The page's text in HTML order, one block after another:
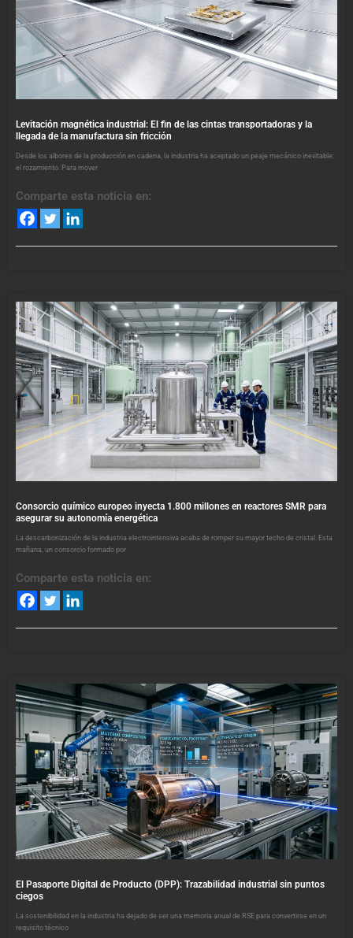
Levitación magnética industrial: El fin de las cintas transportadoras y la
llegada de la manufactura sin fricción
Desde los albores de la producción en cadena, la industria ha aceptado un peaje mecánico inevitable:
el rozamiento. Para mover
Comparte esta noticia en:
Consorcio químico europeo inyecta 1.800 millones en reactores SMR para
asegurar su autonomía energética
La descarbonización de la industria electrointensiva acaba de romper su mayor techo de cristal. Esta
mañana, un consorcio formado por
Comparte esta noticia en:
El Pasaporte Digital de Producto (DPP): Trazabilidad industrial sin puntos
ciegos
La sostenibilidad en la industria ha dejado de ser una memoria anual de RSE para convertirse en un
requisito técnico